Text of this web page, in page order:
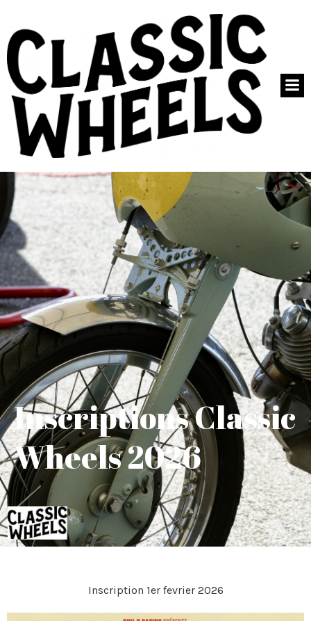
Inscriptions Classic
Wheels 2026
Inscription 1er fevrier 2026